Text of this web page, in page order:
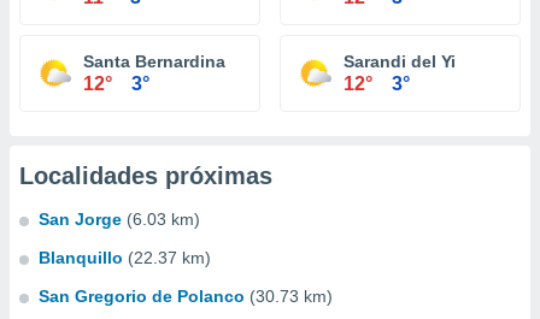
Santa Bernardina
12° 3°
Sarandi del Yi
12° 3°
Localidades próximas
San Jorge (6.03 km)
Blanquillo (22.37 km)
San Gregorio de Polanco (30.73 km)